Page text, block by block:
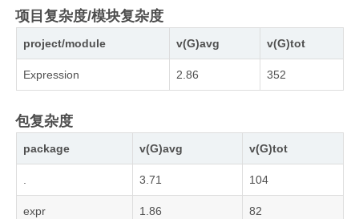
项目复杂度/模块复杂度
project/module v(G)avg v(G)tot
Expression 2.86 352
包复杂度
package v(G)avg v(G)tot
. 3.71 104
expr 1.86 82